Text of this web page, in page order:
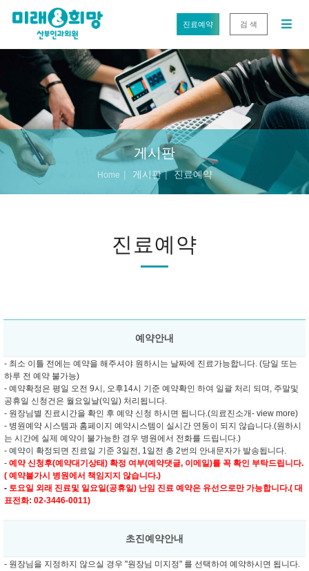
진료예약 검 색
게시판
Home 게시판 진료예약
진료예약
예약안내
- 최소 이틀 전에는 예약을 해주셔야 원하시는 날짜에 진료가능합니다. (당일 또는
하루 전 예약 불가능)
- 예약확정은 평일 오전 9시, 오후14시 기준 예약확인 하여 일괄 처리 되며, 주말및
공휴일 신청건은 월요일날(익일) 처리됩니다.
- 원장님별 진료시간을 확인 후 예약 신청 하시면 됩니다.(의료진소개- view more)
- 병원예약 시스템과 홈페이지 예약시스템이 실시간 연동이 되지 않습니다.(원하시
는 시간에 실제 예약이 불가능한 경우 병원에서 전화를 드립니다.)
- 예약이 확정되면 진료일 기준 3일전, 1일전 총 2번의 안내문자가 발송됩니다.
- 예약 신청후(예약대기상태) 확정 여부(예약댓글, 이메일)를 꼭 확인 부탁드립니다.
( 예약불가시 병원에서 책임지지 않습니다.)
- 토요일 외래 진료및 일요일(공휴일) 난임 진료 예약은 유선으로만 가능합니다.( 대
표전화: 02-3446-0011)
초진예약안내
- 원장님을 지정하지 않으실 경우 "원장님 미지정" 를 선택하여 예약하시면 됩니다.